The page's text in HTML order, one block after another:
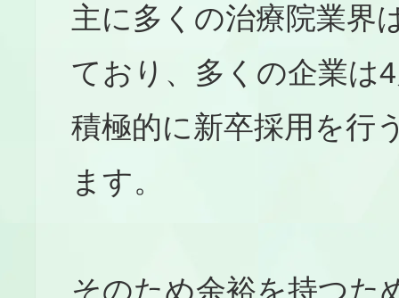
主に多くの治療院業界
ており、多くの企業は
積極的に新卒採用を行
ます。
そのため余裕を持つた